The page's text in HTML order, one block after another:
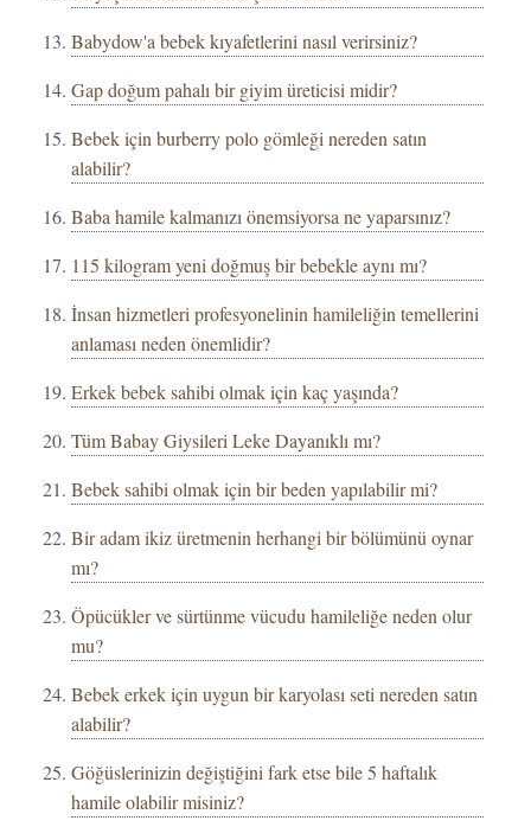
Babydow'a bebek kıyafetlerini nasıl verirsiniz?
Gap doğum pahalı bir giyim üreticisi midir?
Bebek için burberry polo gömleği nereden satın
alabilir?
Baba hamile kalmanızı önemsiyorsa ne yaparsınız?
115 kilogram yeni doğmuş bir bebekle aynı mı?
İnsan hizmetleri profesyonelinin hamileliğin temellerini
anlaması neden önemlidir?
Erkek bebek sahibi olmak için kaç yaşında?
Tüm Babay Giysileri Leke Dayanıklı mı?
Bebek sahibi olmak için bir beden yapılabilir mi?
Bir adam ikiz üretmenin herhangi bir bölümünü oynar
mı?
Öpücükler ve sürtünme vücudu hamileliğe neden olur
mu?
Bebek erkek için uygun bir karyolası seti nereden satın
alabilir?
Göğüslerinizin değiştiğini fark etse bile 5 haftalık
hamile olabilir misiniz?